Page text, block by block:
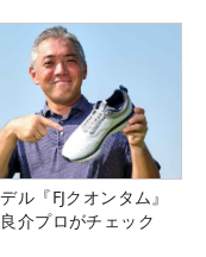
ル『FJクオンタム』
介プロがチェック